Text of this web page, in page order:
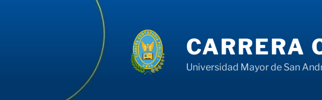
CARRERA
Universidad Mayor de San